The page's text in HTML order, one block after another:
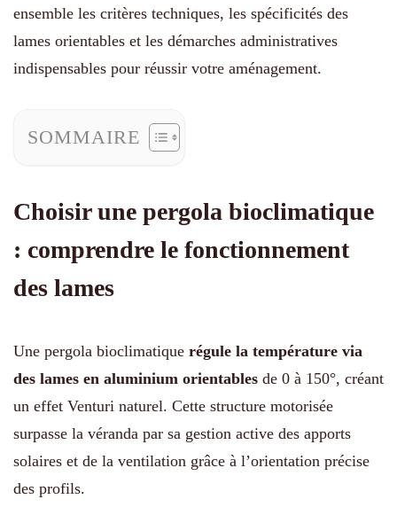
ensemble les critères techniques, les spécificités des
lames orientables et les démarches administratives
indispensables pour réussir votre aménagement.
SOMMAIRE
Choisir une pergola bioclimatique
: comprendre le fonctionnement
des lames
Une pergola bioclimatique régule la température via
des lames en aluminium orientables de 0 à 150°, créant
un effet Venturi naturel. Cette structure motorisée
surpasse la véranda par sa gestion active des apports
solaires et de la ventilation grâce à l’orientation précise
des profils.